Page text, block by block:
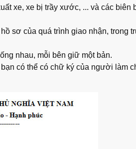
xe, xe bị trầy xước, ... và các biên
sơ của quá trình giao nhận, trong
nhau, mỗi bên giữ một bản.
có thể có chữ ký của người làm